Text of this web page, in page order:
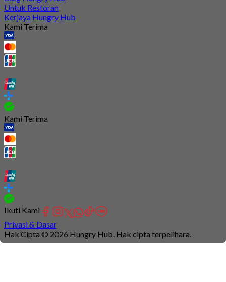
Untuk Restoran
Kerjaya Hungry Hub
Kami Terima
Kami Terima
Ikuti Kami
Privasi & Dasar
Hak Cipta © 2026 Hungry Hub. Hak cipta terpelihara.
Connection